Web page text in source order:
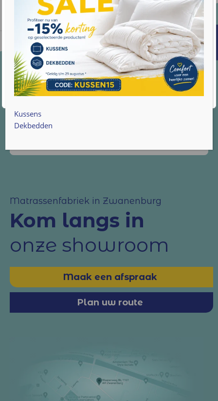
We gebruiken cookies om uw browse-ervaring te
verbeteren, gepersonaliseerde advertenties of inhoud
weer te geven en ons verkeer te analyseren. Door op
"Alles accepteren" te klikken, gaat u akkoord met ons
gebruik van cookies. Lees meer informatie over hoe we
met uw gegevens omgaan op onze privacy policy pagina.
Cookie instellingen
Accepteren
De keurmerkenen certificaten
Matrassenfabriek in Zwanenburg
Kom langs in
onze showroom
Maak een afspraak
Plan uw route
Kussens
Dekbedden